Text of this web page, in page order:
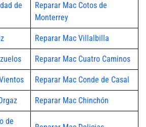
de
Reparar Mac Cotos de
Monterrey
Reparar Mac Villalbilla
Reparar Mac Cuatro Caminos
Reparar Mac Conde de Casal
Reparar Mac Chinchón
de